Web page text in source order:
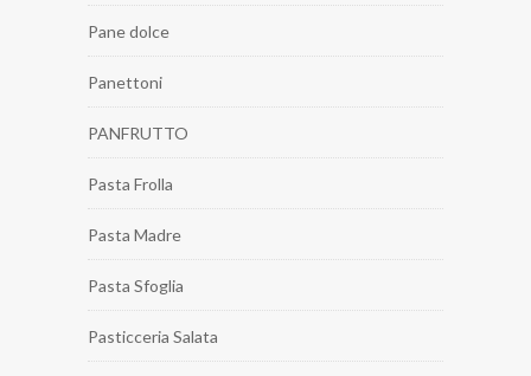
Pane dolce
Panettoni
PANFRUTTO
Pasta Frolla
Pasta Madre
Pasta Sfoglia
Pasticceria Salata